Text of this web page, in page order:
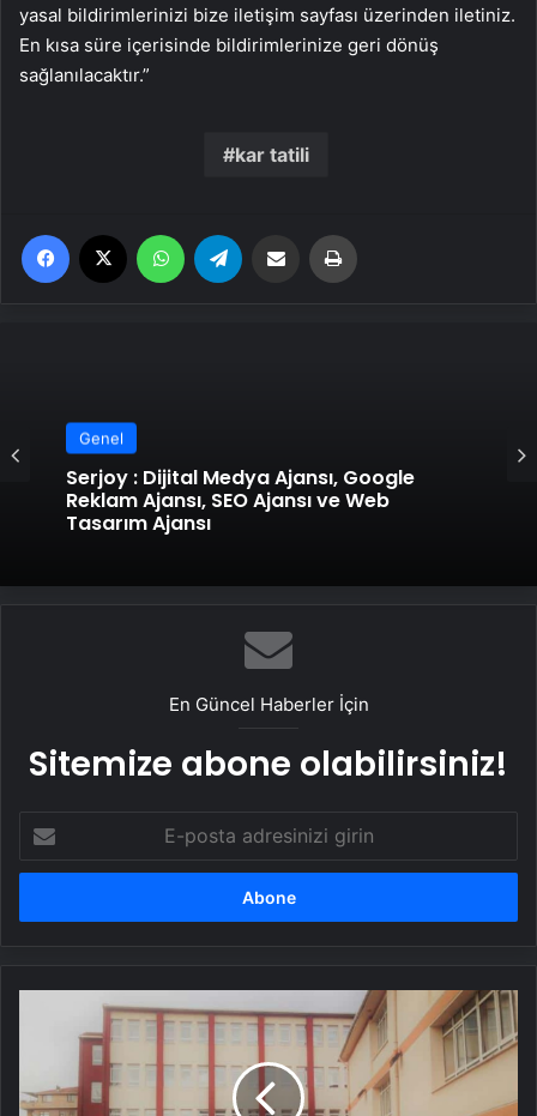
yasal bildirimlerinizi bize iletişim sayfası üzerinden iletiniz.
En kısa süre içerisinde bildirimlerinize geri dönüş
sağlanılacaktır.”
kar tatili
Facebook WhatsApp Email'den paylaş
Genel
Reklam Ajansı, SEO Ajansı ve Web
Genel
UETDS Nedir ? Uetds.com İle Akıllı Dijital
Taşımacılık Yazılımı
En Güncel Haberler İçin
Sitemize abone olabilirsiniz!
posta
adresinizi
Ataşehir'deki
İlkokulu